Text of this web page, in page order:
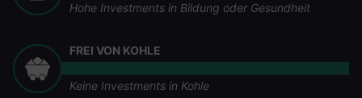
Hohe Investments in Bildung oder Gesundheit
FREI VON KOHLE
Keine Investments in Kohle